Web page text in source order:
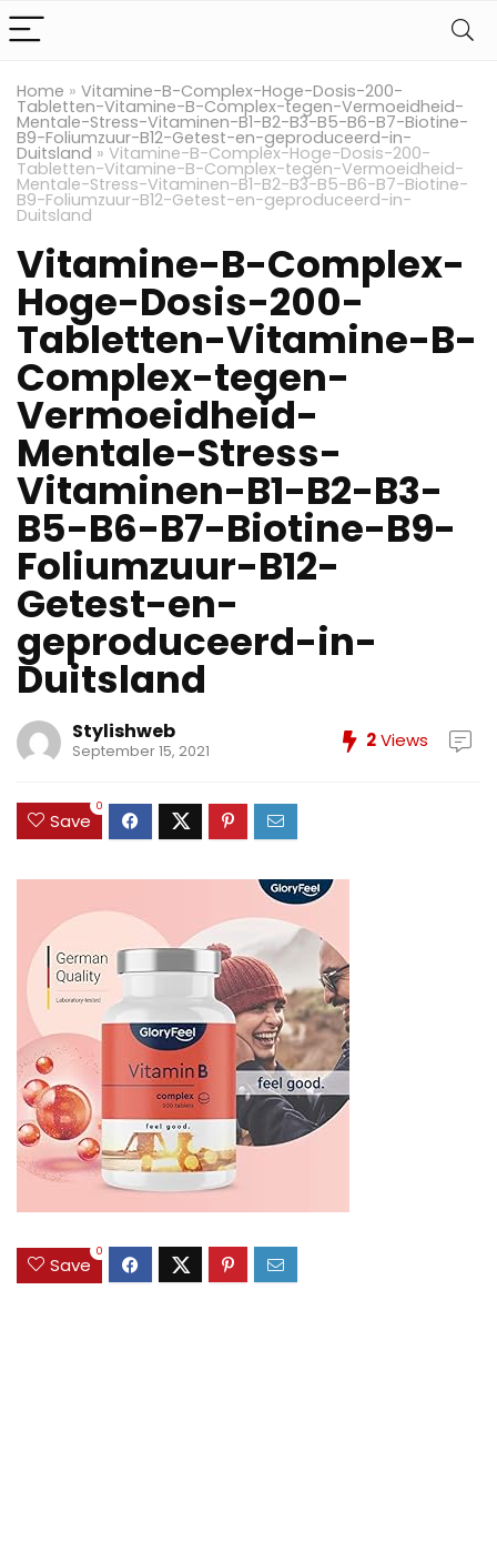
Home » Vitamine-B-Complex-Hoge-Dosis-200-
Tabletten-Vitamine-B-Complex-tegen-Vermoeidheid-
Mentale-Stress-Vitaminen-B1-B2-B3-B5-B6-B7-Biotine-
B9-Foliumzuur-B12-Getest-en-geproduceerd-in-
Duitsland » Vitamine-B-Complex-Hoge-Dosis-200-
Tabletten-Vitamine-B-Complex-tegen-Vermoeidheid-
Mentale-Stress-Vitaminen-B1-B2-B3-B5-B6-B7-Biotine-
B9-Foliumzuur-B12-Getest-en-geproduceerd-in-
Duitsland
Vitamine-B-Complex-
Hoge-Dosis-200-
Tabletten-Vitamine-B-
Complex-tegen-
Vermoeidheid-
Mentale-Stress-
Vitaminen-B1-B2-B3-
B5-B6-B7-Biotine-B9-
Foliumzuur-B12-
Getest-en-
geproduceerd-in-
Duitsland
Stylishweb
September 15, 2021 2Views
Save
0
Save
0